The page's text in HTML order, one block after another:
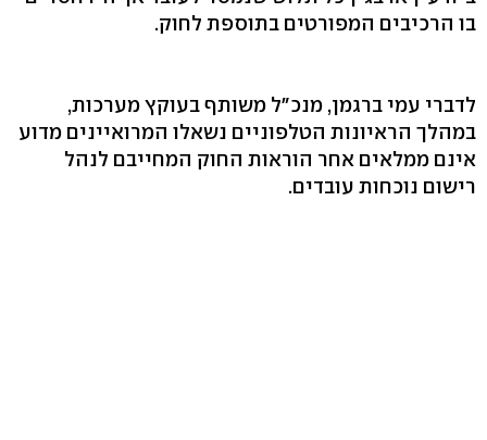
בו הרכיבים המפורטים בתוספת לחוק.
לדברי עמי ברגמן, מנכ"ל משותף בעוקץ מערכות,
במהלך הראיונות הטלפוניים נשאלו המרואיינים מדוע
אינם ממלאים אחר הוראות החוק המחייבם לנהל
רישום נוכחות עובדים.